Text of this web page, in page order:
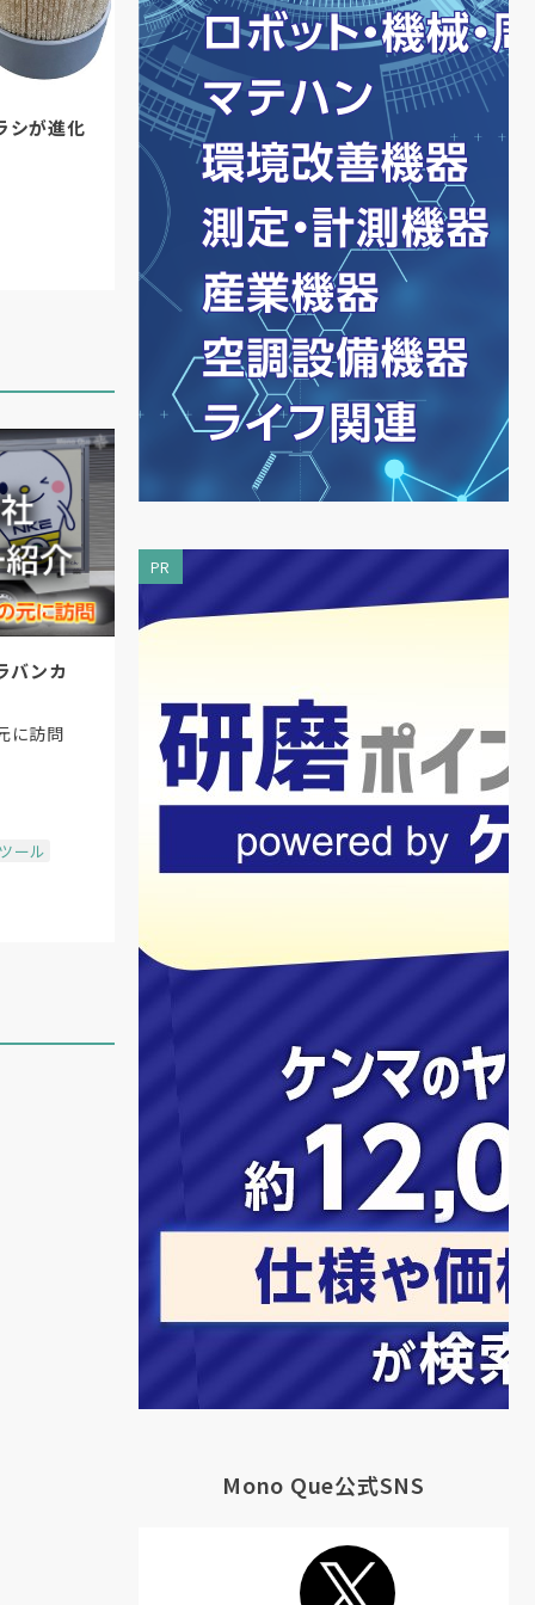
シが進化
バンカ
に訪問
ール
PR
Mono Que公式SNS